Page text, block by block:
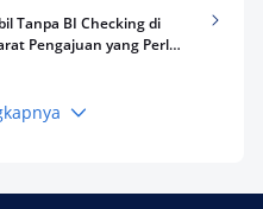
Tanpa BI Checking di
Pengajuan yang Perlu